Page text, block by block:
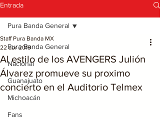
Entrada
Pura Banda General
Nacional
Guanajuato
Michoacán
Fans
Pura Banda General
Al estilo de los AVENGERS Julión
Álvarez promueve su proximo
concierto en el Auditorio Telmex
Staff Pura Banda MX
22 abr 2019